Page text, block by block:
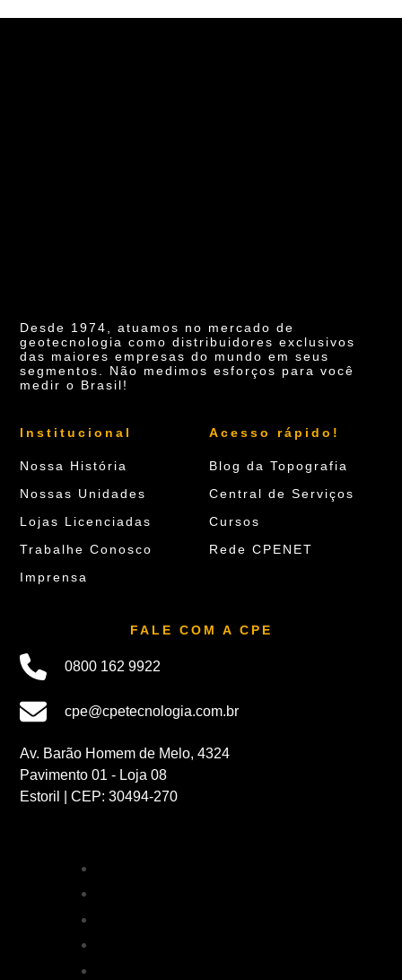
Desde 1974, atuamos no mercado de
geotecnologia como distribuidores exclusivos
das maiores empresas do mundo em seus
segmentos. Não medimos esforços para você
medir o Brasil!
Institucional
Nossa História
Nossas Unidades
Lojas Licenciadas
Trabalhe Conosco
Imprensa
Acesso rápido!
Blog da Topografia
Central de Serviços
Cursos
Rede CPENET
FALE COM A CPE
0800 162 9922
cpe@cpetecnologia.com.br
Av. Barão Homem de Melo, 4324
Pavimento 01 - Loja 08
Estoril | CEP: 30494-270